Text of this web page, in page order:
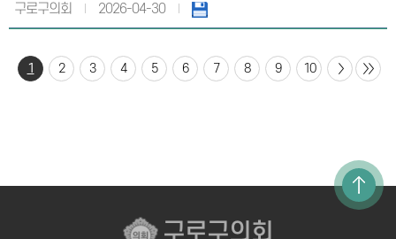
구로구의회
2026-04-30
1 2 3 4 5 6 7 8 9 10
구로구의회